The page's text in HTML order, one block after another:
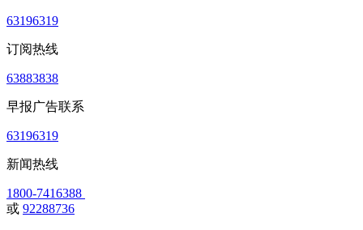
63196319
订阅热线
63883838
早报广告联系
63196319
新闻热线
1800-7416388
或 92288736